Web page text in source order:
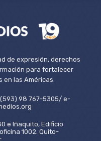
de expresión, derechos
para fortalecer
en las Américas.
98 767-5305/ e-
e Iñaquito, Edificio
1002. Quito-